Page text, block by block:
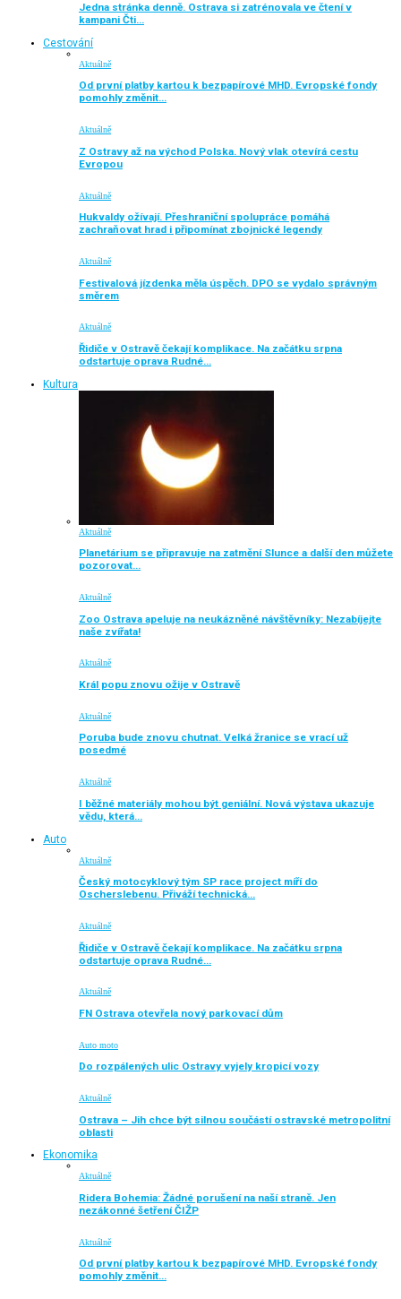
Jedna stránka denně. Ostrava si zatrénovala ve čtení v
kampani Čti…
Cestování
Aktuálně
Od první platby kartou k bezpapírové MHD. Evropské fondy
pomohly změnit…
Aktuálně
Z Ostravy až na východ Polska. Nový vlak otevírá cestu
Evropou
Aktuálně
Hukvaldy ožívají. Přeshraniční spolupráce pomáhá
zachraňovat hrad i připomínat zbojnické legendy
Aktuálně
Festivalová jízdenka měla úspěch. DPO se vydalo správným
směrem
Aktuálně
Řidiče v Ostravě čekají komplikace. Na začátku srpna
odstartuje oprava Rudné…
Kultura
Aktuálně
Planetárium se připravuje na zatmění Slunce a další den můžete
pozorovat…
Aktuálně
Zoo Ostrava apeluje na neukázněné návštěvníky: Nezabíjejte
naše zvířata!
Aktuálně
Král popu znovu ožije v Ostravě
Aktuálně
Poruba bude znovu chutnat. Velká žranice se vrací už
posedmé
Aktuálně
I běžné materiály mohou být geniální. Nová výstava ukazuje
vědu, která…
Auto
Aktuálně
Český motocyklový tým SP race project míří do
Oscherslebenu. Přiváží technická…
Aktuálně
Řidiče v Ostravě čekají komplikace. Na začátku srpna
odstartuje oprava Rudné…
Aktuálně
FN Ostrava otevřela nový parkovací dům
Auto moto
Do rozpálených ulic Ostravy vyjely kropicí vozy
Aktuálně
Ostrava – Jih chce být silnou součástí ostravské metropolitní
oblasti
Ekonomika
Aktuálně
Ridera Bohemia: Žádné porušení na naší straně. Jen
nezákonné šetření ČIŽP
Aktuálně
Od první platby kartou k bezpapírové MHD. Evropské fondy
pomohly změnit…